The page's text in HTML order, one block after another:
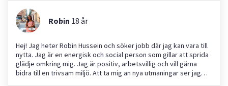
städa och hålla rent, så jag hjälper gärna till med
hemmasysslorna också. Jag har ett stort intresse för att arbeta
med människor och ser fram emot att vara en del av er familj!
Robin 18 år
Hej! Jag heter Robin Hussein och söker jobb där jag kan vara till
nytta. Jag är en energisk och social person som gillar att sprida
glädje omkring mig. Jag är positiv, arbetsvillig och vill gärna
bidra till en trivsam miljö. Att ta mig an nya utmaningar ser jag